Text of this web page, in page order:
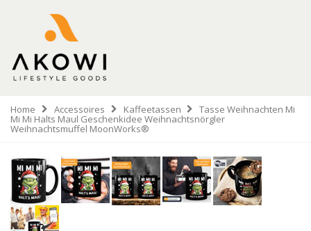
Home Accessoires Kaffeetassen Tasse Weihnachten Mi
Mi Mi Halts Maul Geschenkidee Weihnachtsnörgler
Weihnachtsmuffel MoonWorks®